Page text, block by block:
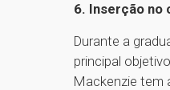
6. Inserção no
Durante a
principal
Mackenzie tem